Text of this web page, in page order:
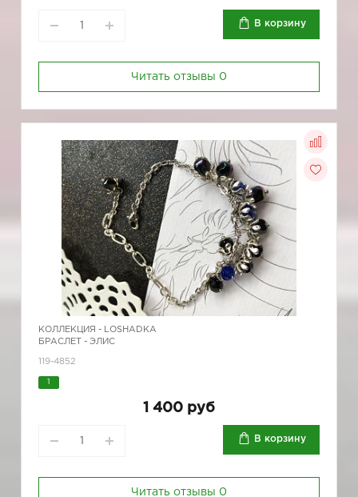
В корзину
Читать отзывы 0
КОЛЛЕКЦИЯ - LOSHADKA
БРАСЛЕТ - ЭЛИС
119-4852
1 400 руб
В корзину
Читать отзывы 0